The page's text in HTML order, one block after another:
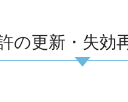
の更新・失効